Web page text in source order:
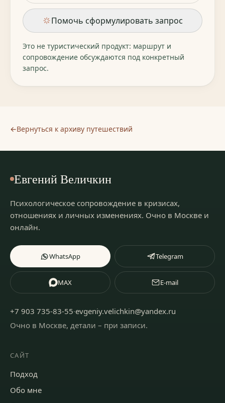
Помочь сформулировать запрос
Это не туристический продукт: маршрут и
сопровождение обсуждаются под конкретный
запрос.
←Вернуться к архиву путешествий
Евгений Величкин
Психологическое сопровождение в кризисах,
отношениях и личных изменениях. Очно в Москве и
онлайн.
WhatsApp Telegram
MAX E-mail
+7 903 735-83-55·evgeniy.velichkin@yandex.ru
Очно в Москве, детали – при записи.
САЙТ
Подход
Обо мне